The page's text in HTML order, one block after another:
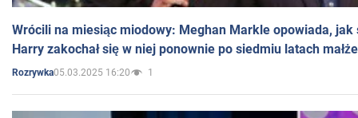
Wrócili na miesiąc miodowy: Meghan Markle opowiada, jak
Harry zakochał się w niej ponownie po siedmiu latach
Rozrywka05.03.2025 16:20 1